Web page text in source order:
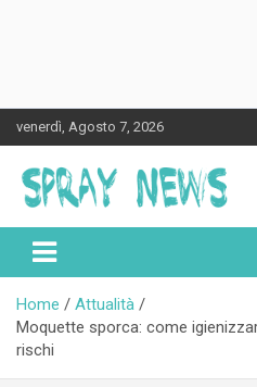
to
content
venerdì, Agosto 7, 2026
Spraynews.it
Home
Attualità
Moquette sporca: come
rischi